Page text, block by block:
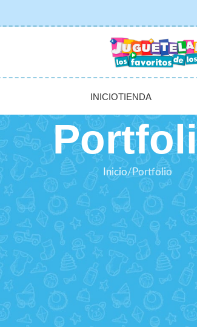
INICIOTIENDA
Inicio
Portfolio